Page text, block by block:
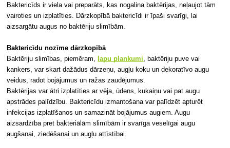
Baktericīds ir viela vai preparāts, kas nogalina baktērijas, neļaujot tām
vairoties un izplatīties. Dārzkopībā baktericīdi ir īpaši svarīgi, lai
aizsargātu augus no baktēriju slimībām.
Baktericīdu nozīme dārzkopībā
Baktēriju slimības, piemēram,
lapu plankumi , baktēriju puve vai
kankers, var skart dažādus dārzeņu, augļu koku un dekoratīvo augu
veidus, radot bojājumus un ražas zaudējumus.
Baktērijas var ātri izplatīties ar vēja, ūdens, kukaiņu vai pat augu
apstrādes palīdzību. Baktericīdu izmantošana var palīdzēt apturēt
infekcijas izplatīšanos un samazināt bojājumus augiem. Augu
aizsardzība pret bakteriālām slimībām ir svarīga veselīgai augu
augšanai, ziedēšanai un augļu attīstībai.